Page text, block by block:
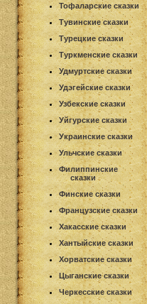
Тофаларские сказки
Тувинские сказки
Турецкие сказки
Туркменские сказки
Удмуртские сказки
Удэгейские сказки
Узбекские сказки
Уйгурские сказки
Украинские сказки
Ульчские сказки
Филиппинские
сказки
Финские сказки
Французские сказки
Хакасские сказки
Хантыйские сказки
Хорватские сказки
Цыганские сказки
Черкесские сказки